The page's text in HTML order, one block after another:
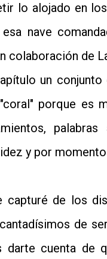
lo alojado en
nave
colaboración de
un
porque es
y por
capturé de los
de
cuenta de